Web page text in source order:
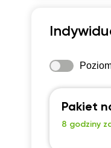
Pakiet
8 godziny